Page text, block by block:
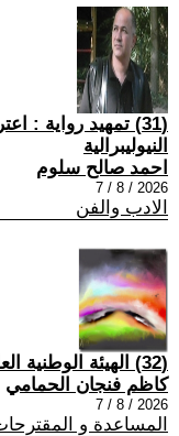
(31) تمهيد رواية :
النيوليبرالية
احمد صالح سلوم
2026 / 8 / 7
الادب والفن
(32) الهيئة الوطنية العليا للإصلاح
كاظم فنجان الحمامي
2026 / 8 / 7
المساعدة و